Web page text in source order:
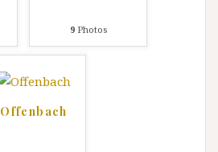
9Photos
Offenbach